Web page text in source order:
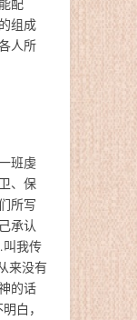
组成
人所
班虔
、保
所写
承认
我传
来没有
的话
白，